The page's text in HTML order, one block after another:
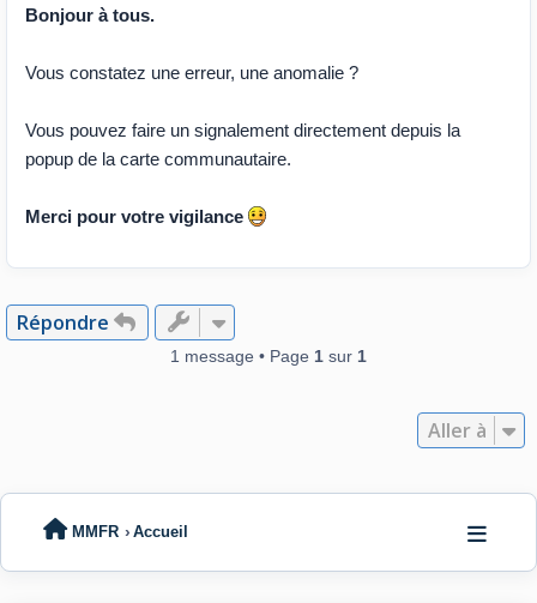
Bonjour à tous.
Vous constatez une erreur, une anomalie ?
Vous pouvez faire un signalement directement depuis la
popup de la carte communautaire.
Merci pour votre vigilance
Répondre
1 message • Page 1 sur 1
Aller à
MMFR Accueil